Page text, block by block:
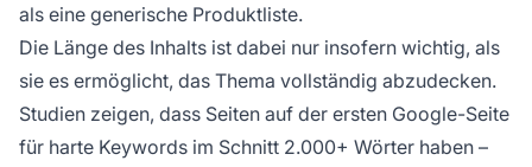
als eine generische Produktliste.
Die Länge des Inhalts ist dabei nur insofern wichtig, als
sie es ermöglicht, das Thema vollständig abzudecken.
Studien zeigen, dass Seiten auf der ersten Google-Seite
für harte Keywords im Schnitt 2.000+ Wörter haben –